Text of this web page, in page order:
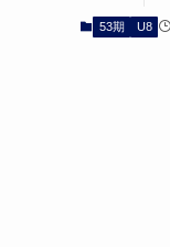
53期 U8